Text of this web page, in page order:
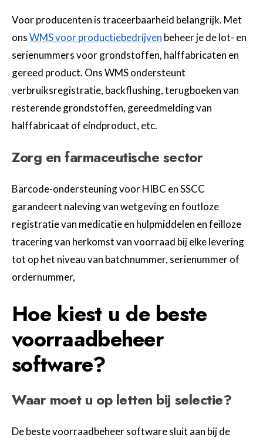
Voor producenten is traceerbaarheid belangrijk. Met
onsWMS voor productiebedrijven beheer je de lot- en
serienummers voor grondstoffen, halffabricaten en
gereed product. Ons WMS ondersteunt
verbruiksregistratie, backflushing, terugboeken van
resterende grondstoffen, gereedmelding van
halffabricaat of eindproduct, etc.
Zorg en farmaceutische sector
Barcode-ondersteuning voor HIBC en SSCC
garandeert naleving van wetgeving en foutloze
registratie van medicatie en hulpmiddelen en feilloze
tracering van herkomst van voorraad bij elke levering
tot op het niveau van batchnummer, serienummer of
ordernummer,
Hoe kiest u de beste
voorraadbeheer
software?
Waar moet u op letten bij selectie?
De beste voorraadbeheer software sluit aan bij de